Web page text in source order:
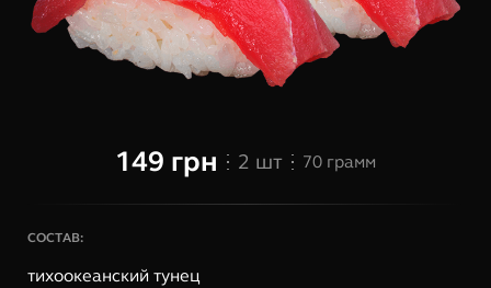
149 грн 2 шт 70 грамм
СОСТАВ:
тихоокеанский тунец